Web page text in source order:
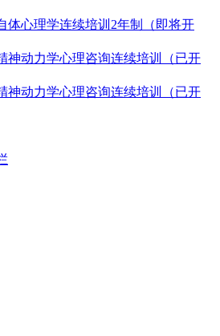
体心理学连续培训2年制（即将开
神动力学心理咨询连续培训（已开
神动力学心理咨询连续培训（已开